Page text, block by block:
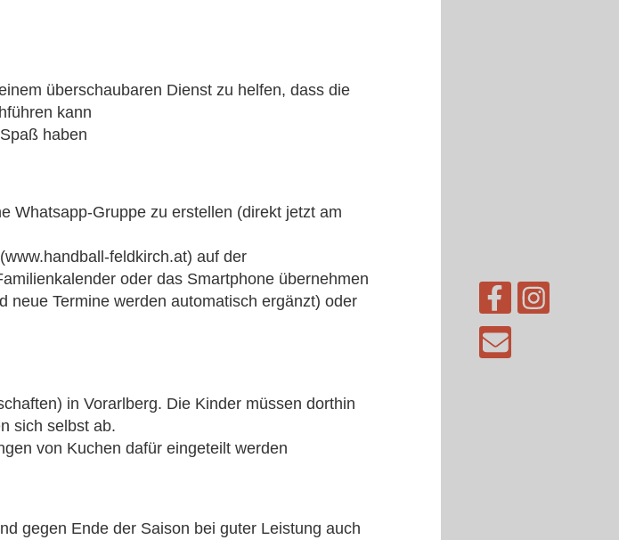
überschaubaren Dienst zu helfen, dass die
kann
haben
Whatsapp-Gruppe zu erstellen (direkt jetzt am
feldkirch.at) auf der
oder das Smartphone übernehmen
neue Termine werden automatisch ergänzt) oder
in Vorarlberg. Die Kinder müssen dorthin
sich selbst ab.
von Kuchen dafür eingeteilt werden
gegen Ende der Saison bei guter Leistung auch